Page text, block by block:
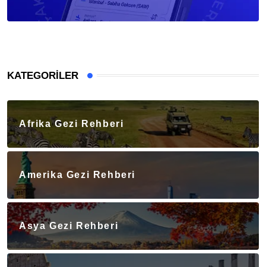
KATEGORILER
Afrika Gezi Rehberi
Amerika Gezi Rehberi
Asya Gezi Rehberi